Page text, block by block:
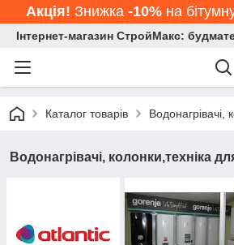
Акція! Знижка -10%на
Інтернет-магазин СтройМакс:
Каталог товарів Водонагрівачі,
Водонагрівачі, колонки,техніка